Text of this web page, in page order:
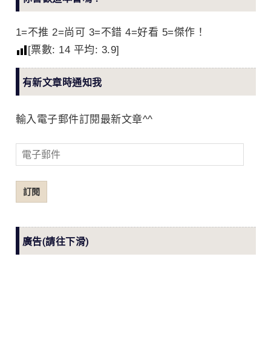
1=不推 2=尚可 3=不錯 4=好看 5=傑作！
[票數: 14 平均: 3.9]
有新文章時通知我
輸入電子郵件訂閱最新文章^^
電
子
郵
件
訂閱
廣告(請往下滑)